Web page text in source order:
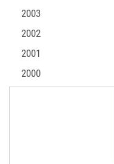
2003
2002
2001
2000